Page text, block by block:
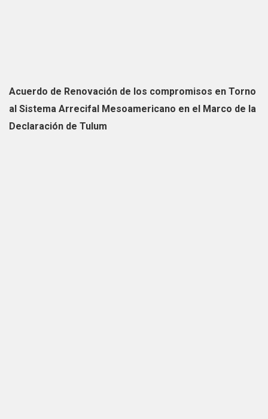
Acuerdo de Renovación de los compromisos en Torno
al Sistema Arrecifal Mesoamericano en el Marco de la
Declaración de Tulum